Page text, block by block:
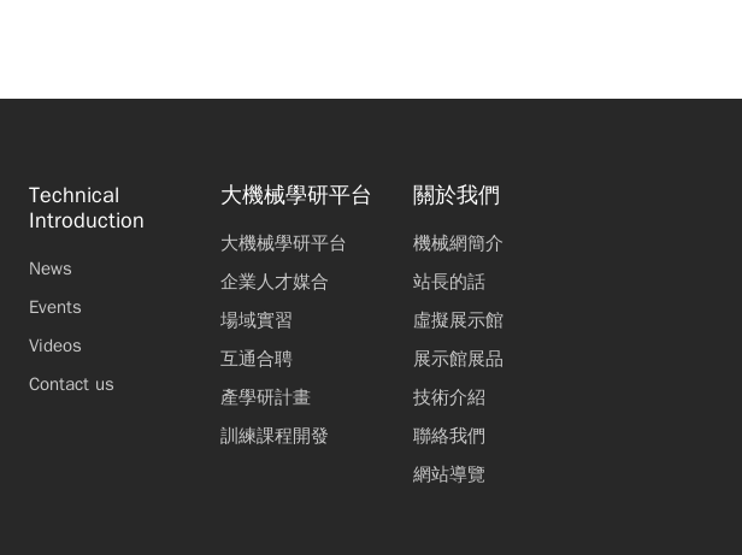
Technical
Introduction
News
Events
Videos
Contact us
大機械學研平台
大機械學研平台
企業人才媒合
場域實習
互通合聘
產學研計畫
訓練課程開發
關於我們
機械網簡介
站長的話
虛擬展示館
展示館展品
技術介紹
聯絡我們
網站導覽